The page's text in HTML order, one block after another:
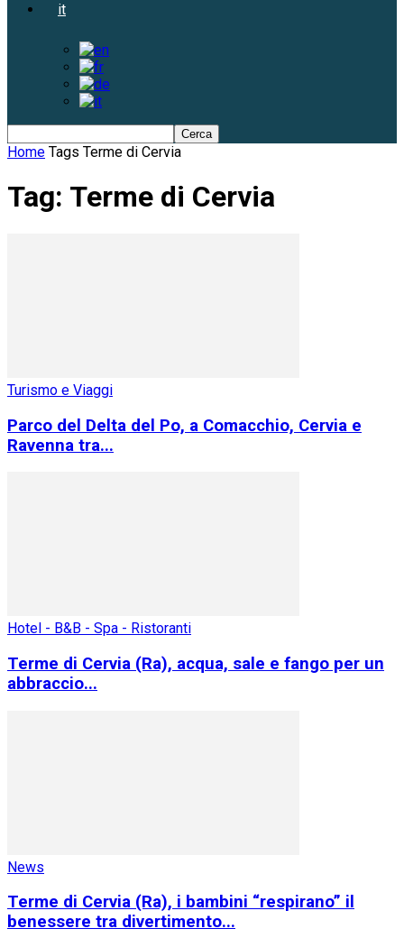
Home Tags Terme di Cervia
Tag: Terme di Cervia
Turismo e Viaggi
Parco del Delta del Po, a Comacchio, Cervia e
Ravenna tra...
Hotel - B&B - Spa - Ristoranti
Terme di Cervia (Ra), acqua, sale e fango per un
abbraccio...
News
Terme di Cervia (Ra), i bambini “respirano” il
benessere tra divertimento...